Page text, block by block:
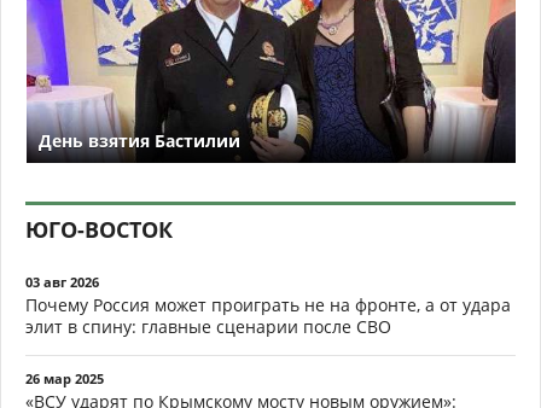
День взятия Бастилии
ЮГО-ВОСТОК
03 авг 2026
Почему Россия может проиграть не на фронте, а от удара
элит в спину: главные сценарии после СВО
26 мар 2025
«ВСУ ударят по Крымскому мосту новым оружием»: